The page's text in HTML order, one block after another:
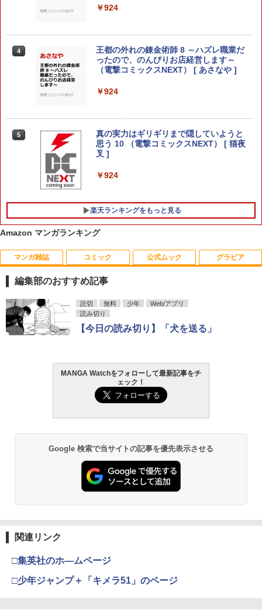
]
ここは俺に任せて先に行けと言ってから
7） （ガンガンコミックスUP！） [ えぞ
10年がたったら伝説になっていた。（1
￥770
￥924
4
王都の外れの錬金術師 8 ～ハズレ職業だ
ったので、のんびりお店経営します～
（電撃コミックスNEXT） [ あさなや ]
￥924
5
真の実力はギリギリまで隠していようと
思う 10 （電撃コミックスNEXT） [ 猫夜
叉 ]
￥924
楽天ランキングをもっと見る
1
心霊探偵八雲(1) 【電子書籍】[ 小田 す
￥99
￥99
Amazon マンガランキング
マンガ雑誌
1
週刊少年サンデー 2026年36・37合併号
（2026年8月5日発売号） [雑誌]
￥379
週刊少年マガジン 2026年36・37号[202
6年8月5日発売] [雑誌]
￥400
COMIC快楽天 2026年 09月号 [雑誌]
￥990
９月号 Ｎｏ．２８９ [雑誌]
￥800
コミック
1 ビビビコミック 創刊記念号 ([実用品])
￥-
薬屋のひとりごと 17巻 (デジタル版ビッ
グガンガンコミックス)
￥770
メイドインアビス (１５) (バンブーコミ
ックス)
クス・エース)
￥832
公式ムック
1 F.S.S. EPISODES of 40th MEMORIAL
￥3,630
攻殻機動隊 (1) KCデラックス
￥1,650
攻殻機動隊 (2) KCデラックス
￥-
4
￥572
グラビア
1
日向坂46 藤嶌果歩 1st写真集 果実の歩
幅
￥2,640
髙野真央1st写真集 まおのこと、
溝端葵 1st写真集 「あおいままで。」
￥3,630
編集部のおすすめ記事
読切 無料 少年
Web/アプリ
読み切り
【今日の読み切り】「犬を送る」
MANGA Watchをフォローして最新記事をチ
ェック！
Google 検索で当サイトの記事を優先表示させる
関連リンク
□集英社のホ―ムページ
□少年ジャンプ＋「キメラ51」のページ